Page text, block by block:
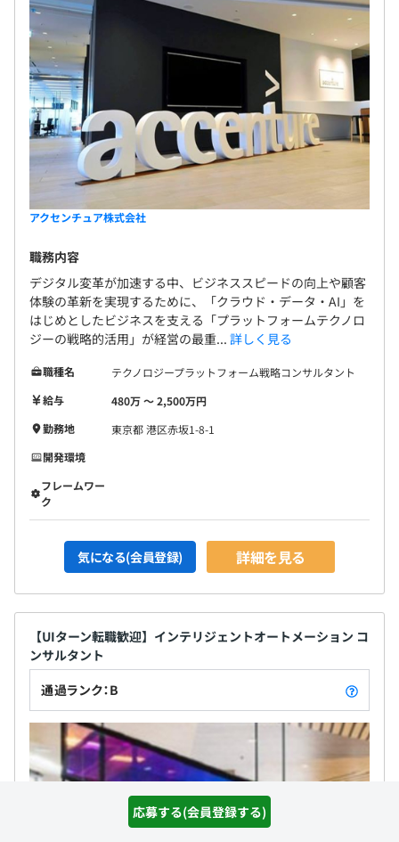
応募する(会員登録する)
アクセンチュア株式会社
職務内容
デジタル変革が加速する中、ビジネススピードの向上や顧客
体験の革新を実現するために、「クラウド・データ・AI」を
はじめとしたビジネスを支える「プラットフォームテクノロ
ジーの戦略的活用」が経営の最重... 詳しく見る
職種名
テクノロジープラットフォーム戦略コンサルタント
給与
480万 〜 2,500万円
勤務地
東京都 港区赤坂1-8-1
開発環境
フレームワー
ク
気になる(会員登録) 詳細を見る
【UIターン転職歓迎】インテリジェントオートメーション コ
ンサルタント
通過ランク：B